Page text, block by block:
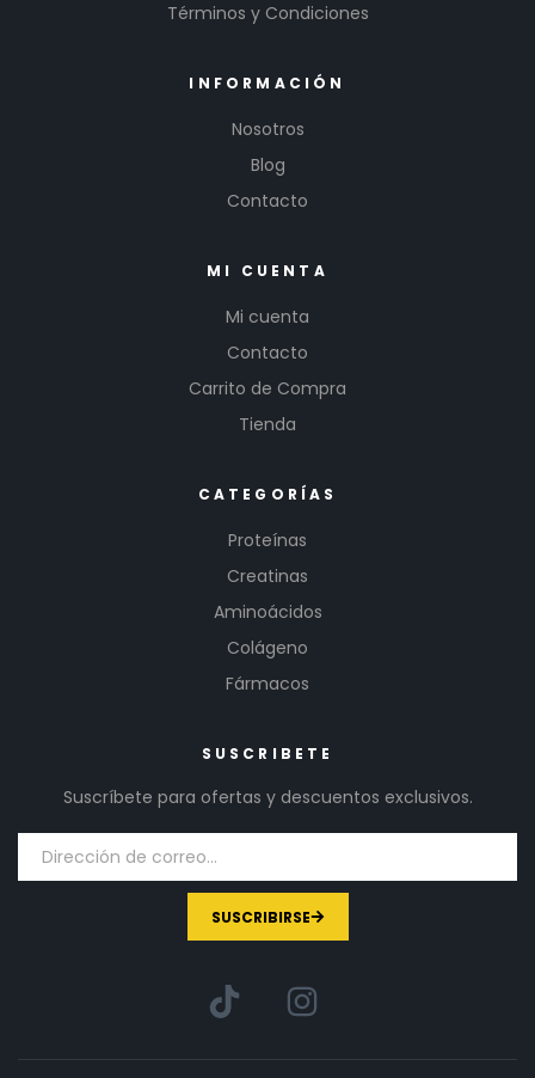
Términos y Condiciones
INFORMACIÓN
Nosotros
Blog
Contacto
MI CUENTA
Mi cuenta
Contacto
Carrito de Compra
Tienda
CATEGORÍAS
Proteínas
Creatinas
Aminoácidos
Colágeno
Fármacos
SUSCRIBETE
Suscríbete para ofertas y descuentos exclusivos.
SUSCRIBIRSE